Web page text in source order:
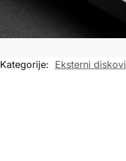
Kategorije: Eksterni diskovi